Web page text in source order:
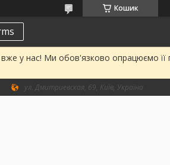
Кошик
вже у нас! Ми обов'язково опрацюємо
ул. Дмитриевская, 69, Київ, Україна